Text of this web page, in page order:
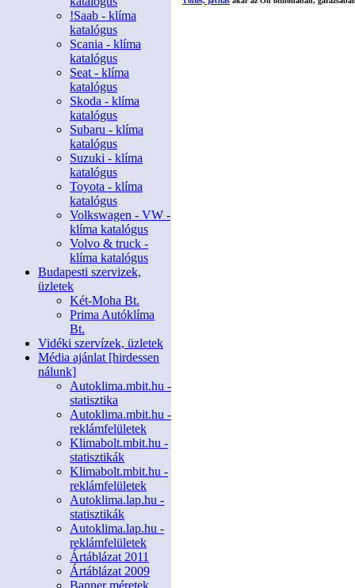
!Saab - klíma
katalógus
Scania - klíma
katalógus
Seat - klíma
katalógus
Skoda - klíma
katalógus
Subaru - klíma
katalógus
Suzuki - klíma
katalógus
Toyota - klíma
katalógus
Volkswagen - VW -
klíma katalógus
Volvo & truck -
klíma katalógus
Budapesti szervizek,
üzletek
Két-Moha Bt.
Prima Autóklíma
Bt.
Vidéki szervízek, üzletek
Média ajánlat [hirdessen
nálunk]
Autoklima.mbit.hu -
statisztika
Autoklima.mbit.hu -
reklámfelületek
Klimabolt.mbit.hu -
statisztikák
Klimabolt.mbit.hu -
reklámfelületek
Autoklima.lap.hu -
statisztikák
Autoklima.lap.hu -
reklámfelületek
Ártáblázat 2011
Ártáblázat 2009
Banner méretek